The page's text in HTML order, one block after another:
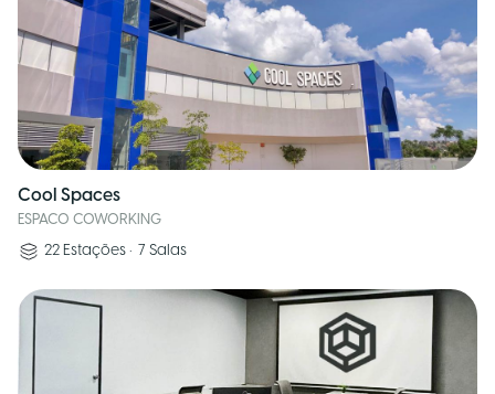
Cool Spaces
ESPACO COWORKING
22 Estações • 7 Salas